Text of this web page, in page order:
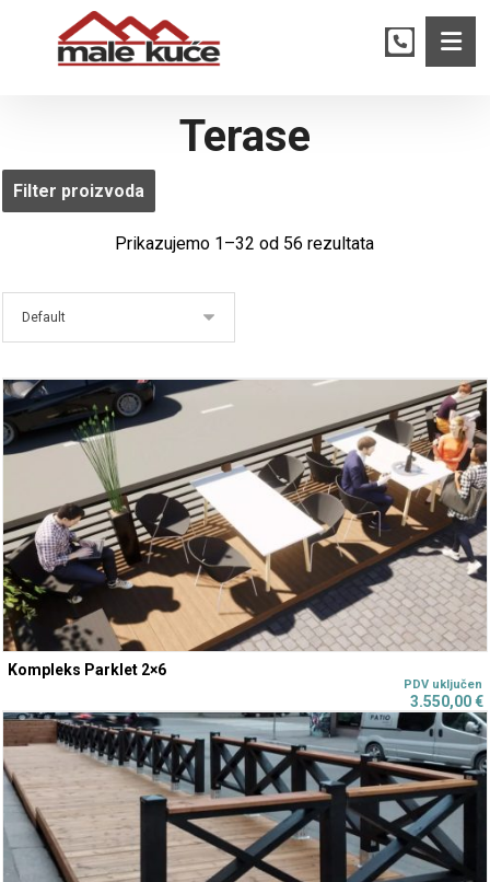
Terase
Filter proizvoda
Prikazujemo 1–32 od 56 rezultata
Kompleks Parklet 2×6
3.550,00€